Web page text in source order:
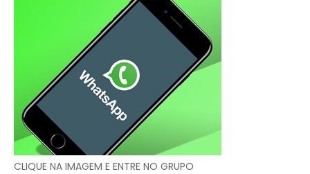
CLIQUE NA IMAGEM E ENTRE NO GRUPO